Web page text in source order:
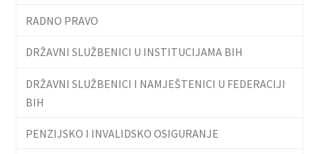
RADNO PRAVO
DRŽAVNI SLUŽBENICI U INSTITUCIJAMA BIH
DRŽAVNI SLUŽBENICI I NAMJEŠTENICI U FEDERACIJI
BIH
PENZIJSKO I INVALIDSKO OSIGURANJE